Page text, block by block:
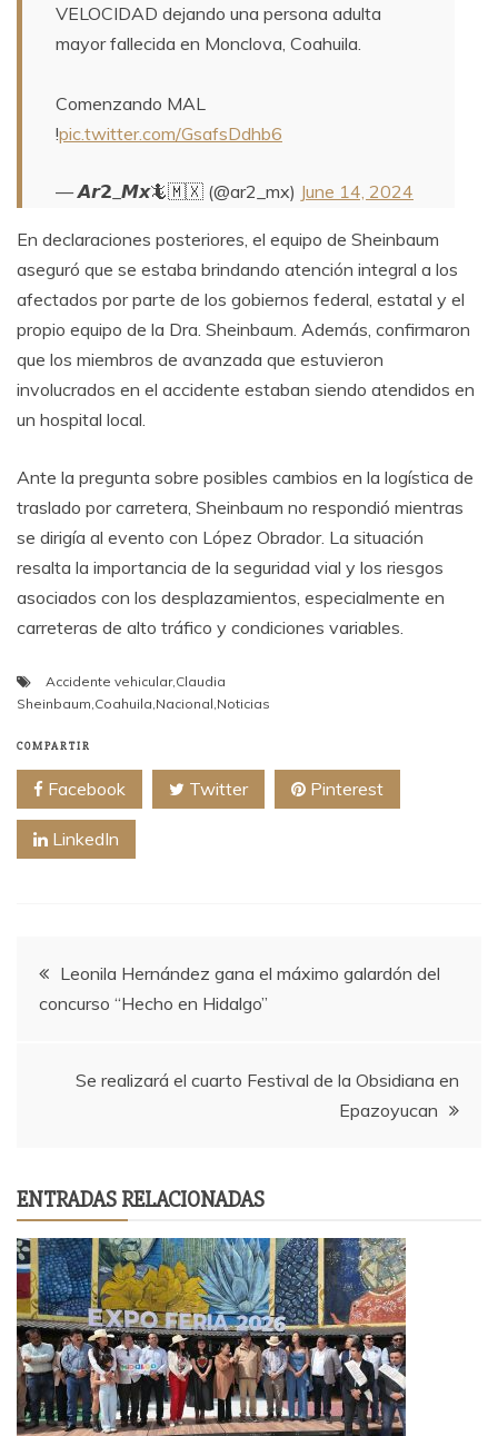
VELOCIDAD dejando una persona adulta
mayor fallecida en Monclova, Coahuila.
Comenzando MAL
!pic.twitter.com/GsafsDdhb6
— 𝘼𝙧𝟮_𝙈𝙭🦎🇲🇽 (@ar2_mx) June 14, 2024
En declaraciones posteriores, el equipo de Sheinbaum
aseguró que se estaba brindando atención integral a los
afectados por parte de los gobiernos federal, estatal y el
propio equipo de la Dra. Sheinbaum. Además, confirmaron
que los miembros de avanzada que estuvieron
involucrados en el accidente estaban siendo atendidos en
un hospital local.
Ante la pregunta sobre posibles cambios en la logística de
traslado por carretera, Sheinbaum no respondió mientras
se dirigía al evento con López Obrador. La situación
resalta la importancia de la seguridad vial y los riesgos
asociados con los desplazamientos, especialmente en
carreteras de alto tráfico y condiciones variables.
Accidente vehicular, Claudia
Sheinbaum Coahuila Nacional Noticias
COMPARTIR
Facebook Twitter Pinterest
LinkedIn
Navegación
de
entradas
Leonila Hernández gana el máximo galardón del
concurso “Hecho en Hidalgo”
Se realizará el cuarto Festival de la Obsidiana en
Epazoyucan
ENTRADAS RELACIONADAS